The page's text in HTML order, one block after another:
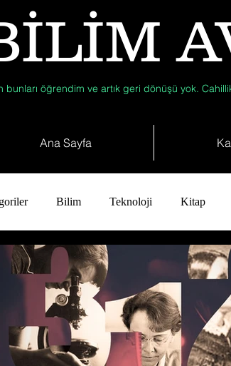
bunları öğrendim ve artık geri dönüşü yok.
Ana Sayfa
Bilim Teknoloji Kitap
Tıp Arkeoloji Antropoloji Jeoloji
Günün Düşüneni Çevre